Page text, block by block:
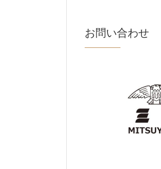
お問い合わせ